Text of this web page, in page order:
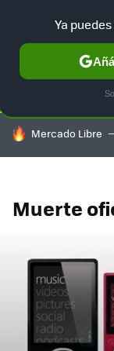
SELECCIÓN
HOY SE HABLA
Mercado Libre
Muerte
Ya